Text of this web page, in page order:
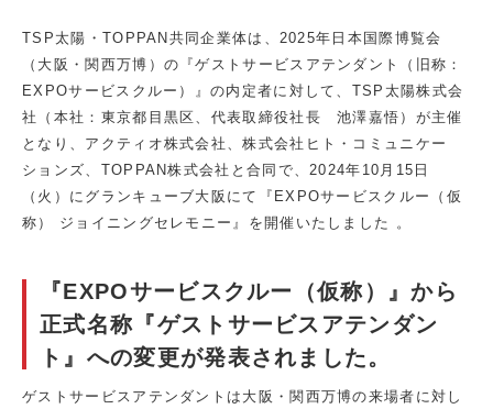
TSP太陽・TOPPAN共同企業体は、2025年日本国際博覧会
（大阪・関西万博）の『ゲストサービスアテンダント（旧称：
EXPOサービスクルー）』の内定者に対して、TSP太陽株式会
社（本社：東京都目黒区、代表取締役社長 池澤嘉悟）が主催
となり、アクティオ株式会社、株式会社ヒト・コミュニケー
ションズ、TOPPAN株式会社と合同で、2024年10月15日
（火）にグランキューブ大阪にて『EXPOサービスクルー（仮
称） ジョイニングセレモニー』を開催いたしました 。
『EXPOサービスクルー（仮称）』から
正式名称『ゲストサービスアテンダン
ト』への変更が発表されました。
ゲストサービスアテンダントは大阪・関西万博の来場者に対し